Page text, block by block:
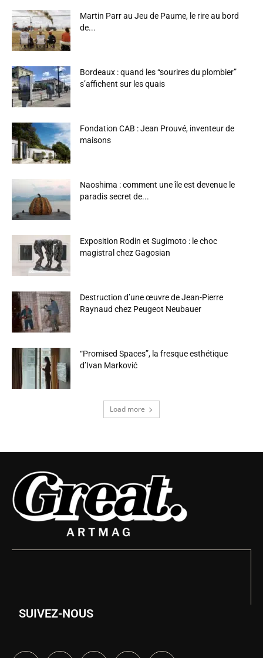
Martin Parr au Jeu de Paume, le rire au bord
de...
Bordeaux : quand les “sourires du plombier”
s’affichent sur les quais
Fondation CAB : Jean Prouvé, inventeur de
maisons
Naoshima : comment une île est devenue le
paradis secret de...
Exposition Rodin et Sugimoto : le choc
magistral chez Gagosian
Destruction d’une œuvre de Jean-Pierre
Raynaud chez Peugeot Neubauer
“Promised Spaces”, la fresque esthétique
d’Ivan Marković
Load more
SUIVEZ-NOUS